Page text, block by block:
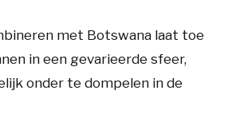
met Botswana laat toe
in een gevarieerde sfeer,
onder te dompelen in de